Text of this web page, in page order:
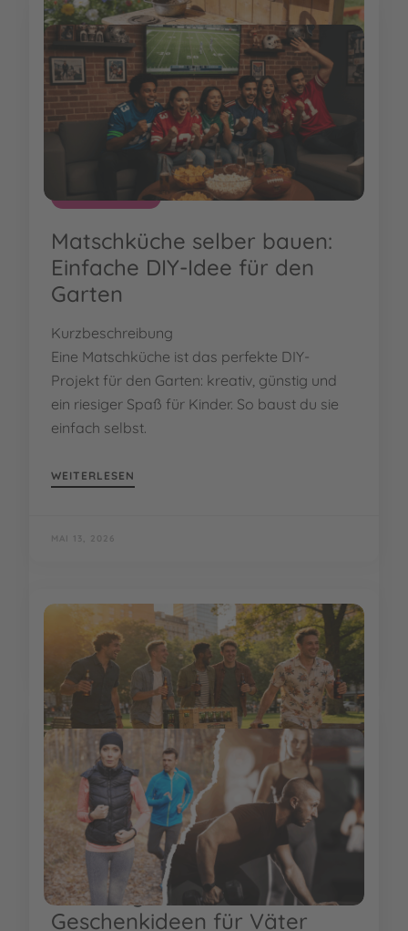
EMPFEHLUNGEN
Matschküche selber bauen:
Einfache DIY-Idee für den
Garten
Kurzbeschreibung
Eine Matschküche ist das perfekte DIY-
Projekt für den Garten: kreativ, günstig und
ein riesiger Spaß für Kinder. So baust du sie
einfach selbst.
WEITERLESEN
MAI 13, 2026
EMPFEHLUNGEN
Vatertag: Die besten
Geschenkideen für Väter